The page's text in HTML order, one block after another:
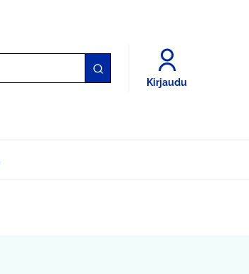
Kirjaudu